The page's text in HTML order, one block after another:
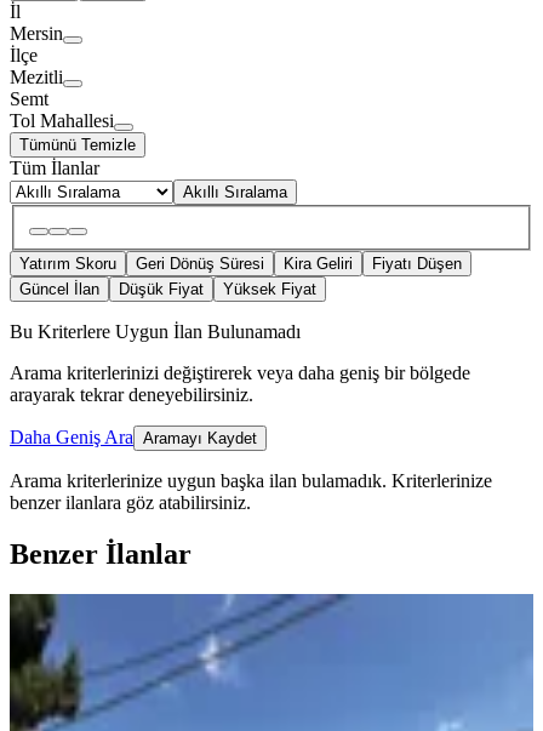
İl
Mersin
İlçe
Mezitli
Semt
Tol Mahallesi
Tümünü Temizle
Tüm İlanlar
Akıllı Sıralama
Yatırım Skoru Geri Dönüş Süresi Kira Geliri
Fiyatı Düşen
Güncel İlan
Düşük Fiyat Yüksek Fiyat
Bu Kriterlere Uygun İlan Bulunamadı
Arama kriterlerinizi değiştirerek veya daha geniş bir bölgede
arayarak tekrar deneyebilirsiniz.
Daha Geniş Ara Aramayı Kaydet
Arama kriterlerinize uygun başka ilan bulamadık. Kriterlerinize
benzer ilanlara göz atabilirsiniz.
Benzer İlanlar
BALKONLU
Ergün'den Fındıkpınarında 553m2
Müstakil Ev